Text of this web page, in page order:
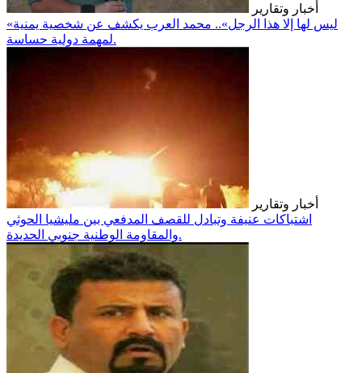
أخبار وتقارير
«ليس لها إلا هذا الرجل».. محمد العرب يكشف عن شخصية يمنية
لمهمة دولية حساسة.
أخبار وتقارير
اشتباكات عنيفة وتبادل للقصف المدفعي بين مليشيا الحوثي
والمقاومة الوطنية جنوبي الحديدة.